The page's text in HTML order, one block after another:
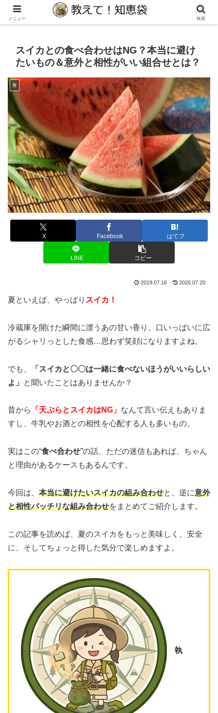
生活の教えて！知りたい！に役立つ知恵袋サイト
スイカとの食べ合わせはNG？本当に避け
たいもの＆意外と相性がいい組合せとは？
食
X Facebook はてブ
LINE コピー
2019.07.16 2026.07.20
夏といえば、やっぱり スイカ！
冷蔵庫を開けた瞬間に漂うあの甘い香り、口いっぱいに広
がるシャリっとした食感…思わず笑顔になりますよね。
でも、
「スイカと〇〇は一緒に食べないほうがいいらしい
よ」
と聞いたことはありませんか？
昔から 「天ぷらとスイカはNG」 なんて言い伝えもありま
すし、牛乳やお酒との相性を心配する人も多いもの。
実はこの“食べ合わせ”の話、ただの迷信もあれば、ちゃん
と理由があるケースもあるんです。
今回は、 本当に避けたいスイカの組み合わせと、逆に意外
と相性バッチリな組み合わせをまとめてご紹介します。
この記事を読めば、夏のスイカをもっと美味しく、安全
に、そしてちょっと得した気分で楽しめますよ。
執
メニュー 検索